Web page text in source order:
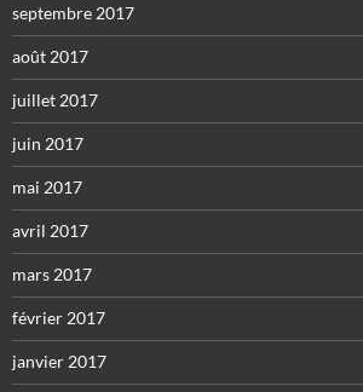
septembre 2017
août 2017
juillet 2017
juin 2017
mai 2017
avril 2017
mars 2017
février 2017
janvier 2017